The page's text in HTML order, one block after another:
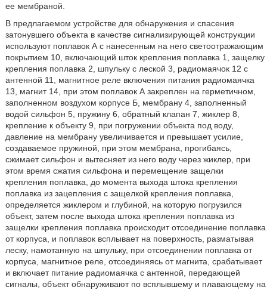
ее мембраной.
В предлагаемом устройстве для обнаружения и спасения
затонувшего объекта в качестве сигнализирующей конструкции
используют поплавок А с нанесенным на него светоотражающим
покрытием 10, включающий шток крепления поплавка 1, защелку
крепления поплавка 2, шпульку с леской 3, радиомаячок 12 с
антенной 11, магнитное реле включения питания радиомаячка
13, магнит 14, при этом поплавок А закреплен на герметичном,
заполненном воздухом корпусе Б, мембрану 4, заполненный
водой сильфон 5, пружину 6, обратный клапан 7, жиклер 8,
крепление к объекту 9, при погружении объекта под воду,
давление на мембрану увеличивается и превышает усилие,
создаваемое пружиной, при этом мембрана, прогибаясь,
сжимает сильфон и вытесняет из него воду через жиклер, при
этом время сжатия сильфона и перемещение защелки
крепления поплавка, до момента выхода штока крепления
поплавка из зацепления с защелкой крепления поплавка,
определяется жиклером и глубиной, на которую погрузился
объект, затем после выхода штока крепления поплавка из
защелки крепления поплавка происходит отсоединение поплавка
от корпуса, и поплавок всплывает на поверхность, разматывая
леску, намотанную на шпульку, при отсоединении поплавка от
корпуса, магнитное реле, отсоединяясь от магнита, срабатывает
и включает питание радиомаячка с антенной, передающей
сигналы, объект обнаруживают по всплывшему и плавающему на